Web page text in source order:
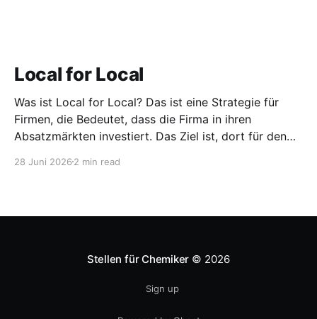
Local for Local
Was ist Local for Local? Das ist eine Strategie für
Firmen, die Bedeutet, dass die Firma in ihren
Absatzmärkten investiert. Das Ziel ist, dort für den
entwickeln. Diese Strategie ist von Toyota bekannt,
28 Juni 2026 2 min read
Stellen für Chemiker © 2026
Sign up